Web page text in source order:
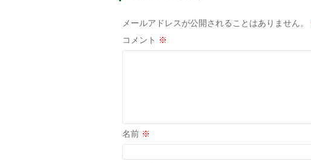
メールアドレスが公開されることはありません。
コメント ※
名前 ※